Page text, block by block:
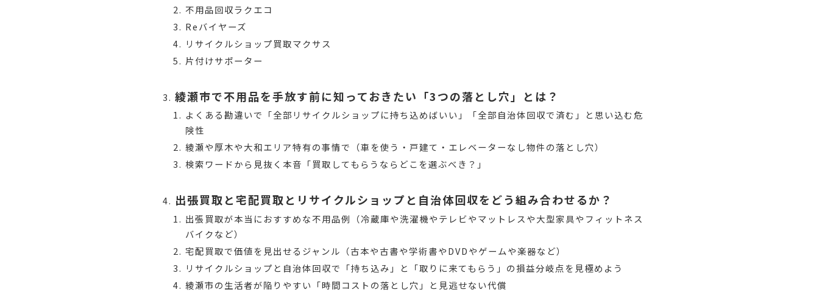
不用品回収ラクエコ
Reバイヤーズ
リサイクルショップ買取マクサス
片付けサポーター
綾瀬市で不用品を手放す前に知っておきたい「3つの落とし穴」とは？
よくある勘違いで「全部リサイクルショップに持ち込めばいい」「全部自治体回収で済む」と思い込む危
険性
綾瀬や厚木や大和エリア特有の事情で（車を使う・戸建て・エレベーターなし物件の落とし穴）
検索ワードから見抜く本音「買取してもらうならどこを選ぶべき？」
出張買取と宅配買取とリサイクルショップと自治体回収をどう組み合わせるか？
出張買取が本当におすすめな不用品例（冷蔵庫や洗濯機やテレビやマットレスや大型家具やフィットネス
バイクなど）
宅配買取で価値を見出せるジャンル（古本や古書や学術書やDVDやゲームや楽器など）
リサイクルショップと自治体回収で「持ち込み」と「取りに来てもらう」の損益分岐点を見極めよう
綾瀬市の生活者が陥りやすい「時間コストの落とし穴」と見逃せない代償